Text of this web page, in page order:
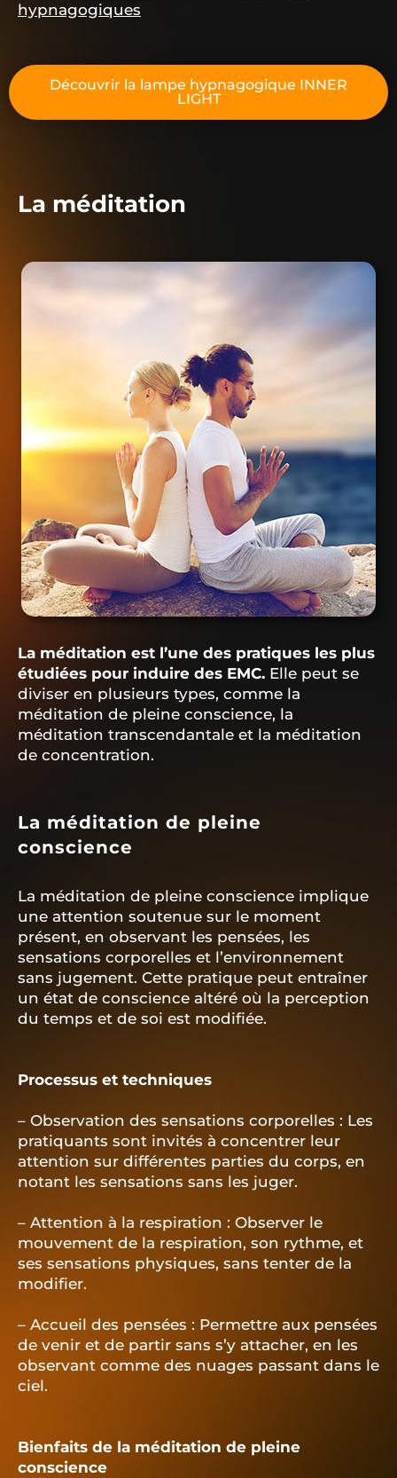
hypnagogiques
Découvrir la lampe hypnagogique INNER
LIGHT
La méditation
La méditation est l’une des pratiques les plus
étudiées pour induire des EMC. Elle peut se
diviser en plusieurs types, comme la
méditation de pleine conscience, la
méditation transcendantale et la méditation
de concentration.
La méditation de pleine
conscience
La méditation de pleine conscience implique
une attention soutenue sur le moment
présent, en observant les pensées, les
sensations corporelles et l’environnement
sans jugement. Cette pratique peut entraîner
un état de conscience altéré où la perception
du temps et de soi est modifiée.
Processus et techniques
– Observation des sensations corporelles : Les
pratiquants sont invités à concentrer leur
attention sur différentes parties du corps, en
notant les sensations sans les juger.
– Attention à la respiration : Observer le
mouvement de la respiration, son rythme, et
ses sensations physiques, sans tenter de la
modifier.
– Accueil des pensées : Permettre aux pensées
de venir et de partir sans s’y attacher, en les
observant comme des nuages passant dans le
ciel.
Bienfaits de la méditation de pleine
conscience